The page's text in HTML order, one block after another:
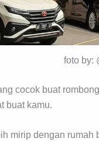
foto by:
cocok buat
buat kamu.
mirip dengan